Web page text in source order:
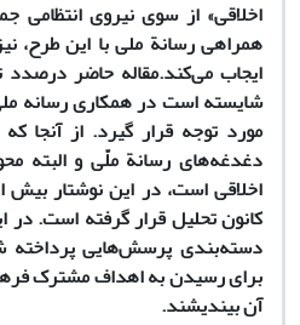
اخلاقی» از سوی نیروی انتظامی
همراهی رسانة‌ ملی با این طرح،
ایجاب می‌کند.مقاله حاضر
شایسته است در همکاری رسانه
مورد توجه قرار گیرد. از آنجا
دغدغه‌‌های رسانة ملّی و البته
اخلاقی است، در این نوشتار
کانون تحلیل قرار گرفته است. در
دسته‌بندی پرسش‌هایی پرداخته
برای رسیدن به اهداف مشترک
آن بیندیشند.